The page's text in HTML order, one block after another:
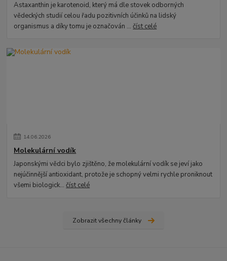
Astaxanthin je karotenoid, který má dle stovek odborných
vědeckých studií celou řadu pozitivních účinků na lidský
organismus a díky tomu je označován ...číst celé
14.06.2026
Molekulární vodík
Japonskými vědci bylo zjištěno, že molekulární vodík se jeví jako
nejúčinnější antioxidant, protože je schopný velmi rychle proniknout
všemi biologick...číst celé
Zobrazit všechny články